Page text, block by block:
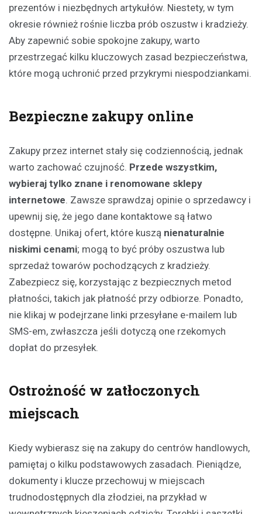
prezentów i niezbędnych artykułów. Niestety, w tym
okresie również rośnie liczba prób oszustw i kradzieży.
Aby zapewnić sobie spokojne zakupy, warto
przestrzegać kilku kluczowych zasad bezpieczeństwa,
które mogą uchronić przed przykrymi niespodziankami.
Bezpieczne zakupy online
Zakupy przez internet stały się codziennością, jednak
warto zachować czujność. Przede wszystkim,
wybieraj tylko znane i renomowane sklepy
internetowe. Zawsze sprawdzaj opinie o sprzedawcy i
upewnij się, że jego dane kontaktowe są łatwo
dostępne. Unikaj ofert, które kuszą nienaturalnie
niskimi cenami; mogą to być próby oszustwa lub
sprzedaż towarów pochodzących z kradzieży.
Zabezpiecz się, korzystając z bezpiecznych metod
płatności, takich jak płatność przy odbiorze. Ponadto,
nie klikaj w podejrzane linki przesyłane e-mailem lub
SMS-em, zwłaszcza jeśli dotyczą one rzekomych
dopłat do przesyłek.
Ostrożność w zatłoczonych
miejscach
Kiedy wybierasz się na zakupy do centrów handlowych,
pamiętaj o kilku podstawowych zasadach. Pieniądze,
dokumenty i klucze przechowuj w miejscach
trudnodostępnych dla złodziei, na przykład w